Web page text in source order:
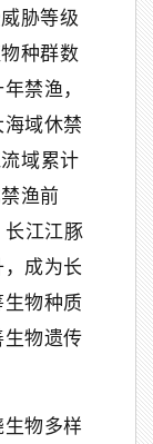
胁等级
种群数
禁渔，
域休禁
域累计
渔前
江江豚
成为长
物种质
物遗传
物多样